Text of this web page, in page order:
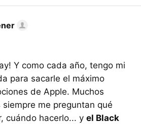
Y como cada año, tengo mi
para sacarle el máximo
de Apple. Muchos
me preguntan qué
cuándo hacerlo... y el Black